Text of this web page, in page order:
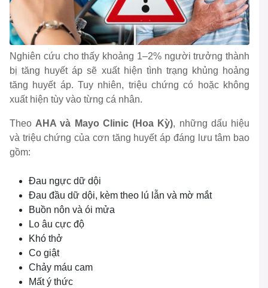
Nghiên cứu cho thấy khoảng 1–2% người trưởng thành
bị tăng huyết áp sẽ xuất hiện tình trạng khủng hoảng
tăng huyết áp. Tuy nhiên, triệu chứng có hoặc không
xuất hiện tùy vào từng cá nhân.
Theo AHA và Mayo Clinic (Hoa Kỳ), những dấu hiệu
và triệu chứng của cơn tăng huyết áp đáng lưu tâm bao
gồm:
Đau ngực dữ dội
Đau đầu dữ dội, kèm theo lú lẫn và mờ mắt
Buồn nôn và ói mửa
Lo âu cực độ
Khó thở
Co giật
Chảy máu cam
Mất ý thức